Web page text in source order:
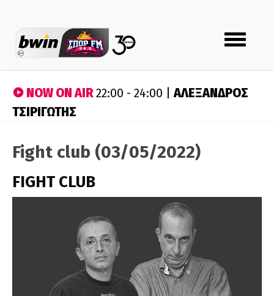
Toggle
navigation
NOW ON AIR22:00 - 24:00 |ΑΛΕΞΑΝΔΡΟΣ
ΤΣΙΡΙΓΩΤΗΣ
Fight club (03/05/2022)
FIGHT CLUB